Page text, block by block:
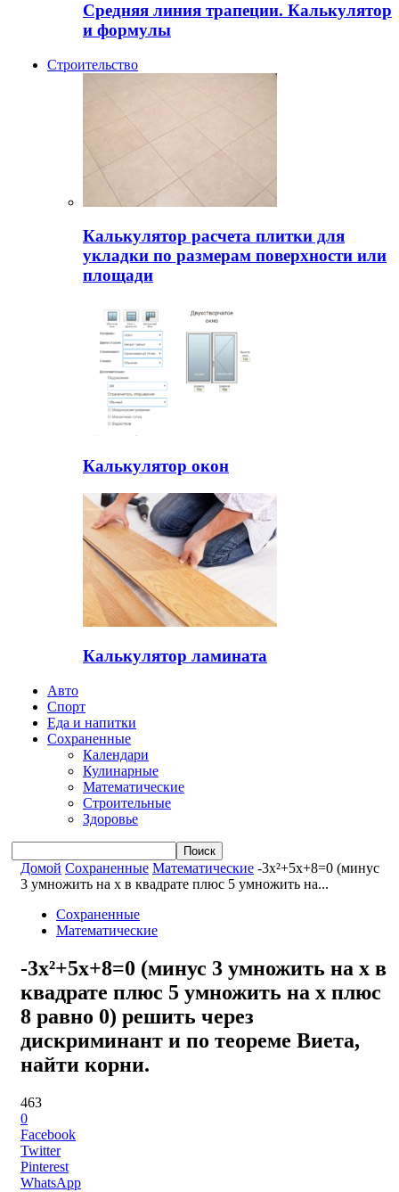
Средняя линия трапеции. Калькулятор
и формулы
Строительство
Калькулятор расчета плитки для
укладки по размерам поверхности или
площади
Калькулятор окон
Калькулятор ламината
Авто
Спорт
Еда и напитки
Сохраненные
Календари
Кулинарные
Математические
Строительные
Здоровье
Домой Сохраненные Математические -3x²+5x+8=0 (минус
3 умножить на x в квадрате плюс 5 умножить на...
Сохраненные
Математические
-3x²+5x+8=0 (минус 3 умножить на x в
квадрате плюс 5 умножить на x плюс
8 равно 0) решить через
дискриминант и по теореме Виета,
найти корни.
463
0
Facebook
Twitter
Pinterest
WhatsApp